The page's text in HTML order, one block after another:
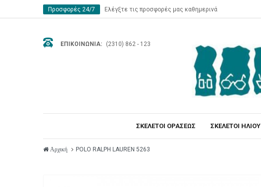
Προσφορές 24/7 Ελέγξτε τις προσφορές μας καθημερινά
ΕΠΙΚΟΙΝΩΝΊΑ: (2310) 862 - 123
ΣΚΕΛΕΤΟΙ ΟΡΑΣΕΩΣ ΣΚΕΛΕΤΟΙ ΗΛΙΟΥ
Αρχική POLO RALPH LAUREN 5263